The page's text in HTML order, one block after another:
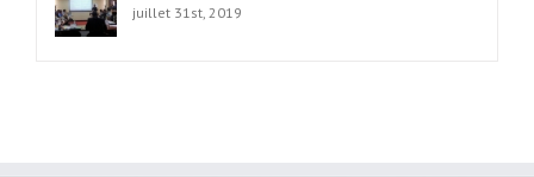
juillet 31st, 2019